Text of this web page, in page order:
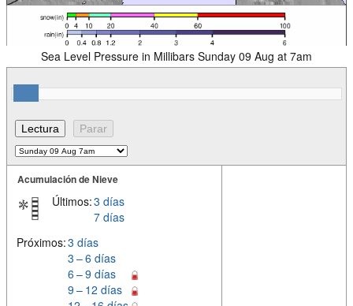
Sea Level Pressure in Millibars Sunday 09 Aug at 7am
Acumulación de Nieve
Últimos:3 días
7 días
Próximos:3 días
3 – 6 días
6 – 9 días
9 – 12 días